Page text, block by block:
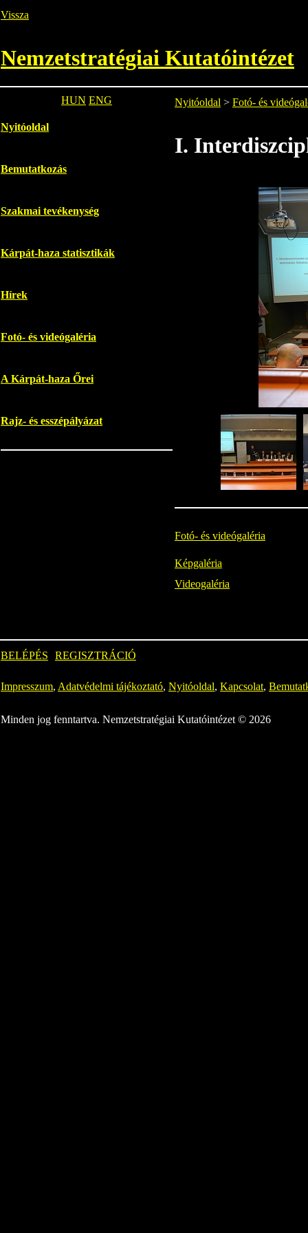
Vissza
Nemzetstratégiai Kutatóintézet
HUN ENG
Nyitóoldal
Bemutatkozás
Szakmai tevékenység
Kárpát-haza statisztikák
Hírek
Fotó- és videógaléria
A Kárpát-haza Őrei
Rajz- és esszépályázat
Nyitóoldal > Fotó- és
I.
Fotó- és videógaléria
Képgaléria
Videogaléria
BELÉPÉS REGISZTRÁCIÓ
Impresszum, Adatvédelmi tájékoztató, Nyitóoldal, Kapcsolat,
Minden jog fenntartva. Nemzetstratégiai Kutatóintézet © 2026